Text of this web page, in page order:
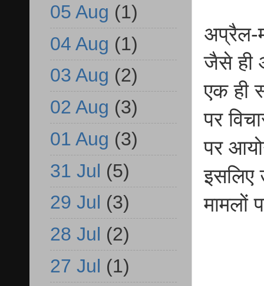
अप्रैल-
जैसे ही
एक ही
पर
पर
इसलिए
मामलों
05 Aug (1)
04 Aug (1)
03 Aug (2)
02 Aug (3)
01 Aug (3)
31 Jul (5)
29 Jul (3)
28 Jul (2)
27 Jul (1)